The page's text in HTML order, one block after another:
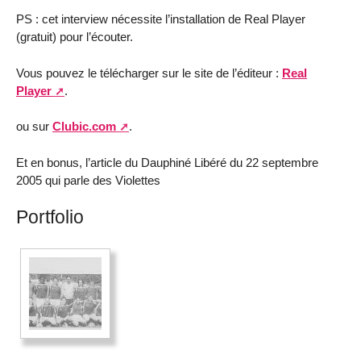
PS : cet interview nécessite l’installation de Real Player
(gratuit) pour l’écouter.
Vous pouvez le télécharger sur le site de l’éditeur : Real
Player
.
ou sur Clubic.com .
Et en bonus, l’article du Dauphiné Libéré du 22 septembre
2005 qui parle des Violettes
Portfolio